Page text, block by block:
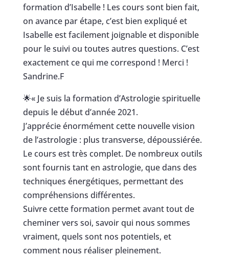
formation d’Isabelle ! Les cours sont bien fait,
on avance par étape, c’est bien expliqué et
Isabelle est facilement joignable et disponible
pour le suivi ou toutes autres questions. C’est
exactement ce qui me correspond ! Merci !
Sandrine.F
🌟« Je suis la formation d’Astrologie spirituelle
depuis le début d’année 2021.
J’apprécie énormément cette nouvelle vision
de l’astrologie : plus transverse, dépoussiérée.
Le cours est très complet. De nombreux outils
sont fournis tant en astrologie, que dans des
techniques énergétiques, permettant des
compréhensions différentes.
Suivre cette formation permet avant tout de
cheminer vers soi, savoir qui nous sommes
vraiment, quels sont nos potentiels, et
comment nous réaliser pleinement.